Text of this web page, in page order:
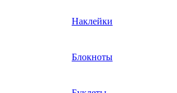
Наклейки
Блокноты